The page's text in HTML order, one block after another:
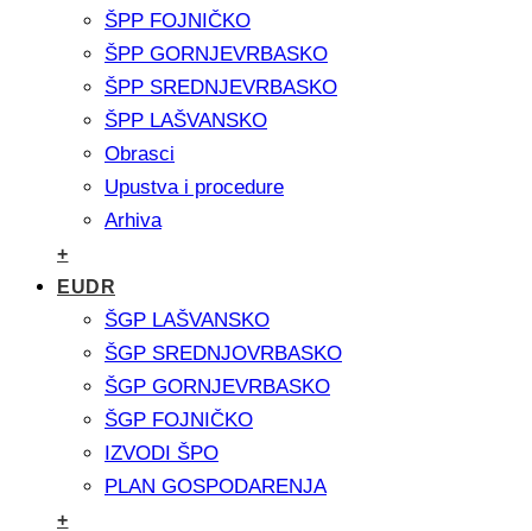
ŠPP FOJNIČKO
ŠPP GORNJEVRBASKO
ŠPP SREDNJEVRBASKO
ŠPP LAŠVANSKO
Obrasci
Upustva i procedure
Arhiva
+
EUDR
ŠGP LAŠVANSKO
ŠGP SREDNJOVRBASKO
ŠGP GORNJEVRBASKO
ŠGP FOJNIČKO
IZVODI ŠPO
PLAN GOSPODARENJA
+